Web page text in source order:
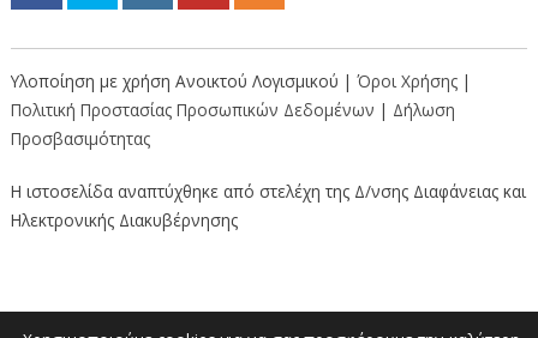
Υλοποίηση με χρήση Ανοικτού Λογισμικού | Όροι Χρήσης |
Πολιτική Προστασίας Προσωπικών Δεδομένων | Δήλωση
Προσβασιμότητας
Η ιστοσελίδα αναπτύχθηκε από στελέχη της Δ/νσης Διαφάνειας και
Ηλεκτρονικής Διακυβέρνησης